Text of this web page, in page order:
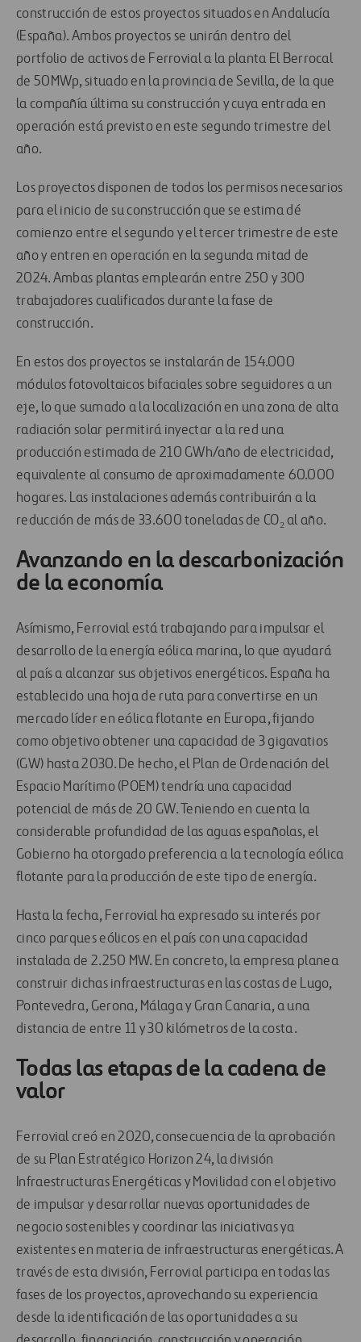
construcción de estos proyectos situados en Andalucía
(España). Ambos proyectos se unirán dentro del
portfolio de activos de Ferrovial a la planta El Berrocal
de 50MWp, situado en la provincia de Sevilla, de la que
la compañía última su construcción y cuya entrada en
operación está previsto en este segundo trimestre del
año.
Los proyectos disponen de todos los permisos necesarios
para el inicio de su construcción que se estima dé
comienzo entre el segundo y el tercer trimestre de este
año y entren en operación en la segunda mitad de
2024. Ambas plantas emplearán entre 250 y 300
trabajadores cualificados durante la fase de
construcción.
En estos dos proyectos se instalarán de 154.000
módulos fotovoltaicos bifaciales sobre seguidores a un
eje, lo que sumado a la localización en una zona de alta
radiación solar permitirá inyectar a la red una
producción estimada de 210 GWh/año de electricidad,
equivalente al consumo de aproximadamente 60.000
hogares. Las instalaciones además contribuirán a la
reducción de más de 33.600 toneladas de CO₂ al año.
Avanzando en la descarbonización
de la economía
Asímismo, Ferrovial está trabajando para impulsar el
desarrollo de la energía eólica marina, lo que ayudará
al país a alcanzar sus objetivos energéticos. España ha
establecido una hoja de ruta para convertirse en un
mercado líder en eólica flotante en Europa, fijando
como objetivo obtener una capacidad de 3 gigavatios
(GW) hasta 2030. De hecho, el Plan de Ordenación del
Espacio Marítimo (POEM) tendría una capacidad
potencial de más de 20 GW. Teniendo en cuenta la
considerable profundidad de las aguas españolas, el
Gobierno ha otorgado preferencia a la tecnología eólica
flotante para la producción de este tipo de energía.
Hasta la fecha, Ferrovial ha expresado su interés por
cinco parques eólicos en el país con una capacidad
instalada de 2.250 MW. En concreto, la empresa planea
construir dichas infraestructuras en las costas de Lugo,
Pontevedra, Gerona, Málaga y Gran Canaria, a una
distancia de entre 11 y 30 kilómetros de la costa.
Todas las etapas de la cadena de
valor
Ferrovial creó en 2020, consecuencia de la aprobación
de su Plan Estratégico Horizon 24, la división
Infraestructuras Energéticas y Movilidad con el objetivo
de impulsar y desarrollar nuevas oportunidades de
negocio sostenibles y coordinar las iniciativas ya
existentes en materia de infraestructuras energéticas. A
través de esta división, Ferrovial participa en todas las
fases de los proyectos, aprovechando su experiencia
desde la identificación de las oportunidades a su